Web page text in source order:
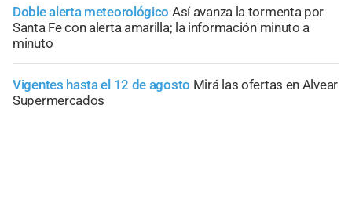
Doble alerta meteorológico Así avanza la tormenta por
Santa Fe con alerta amarilla; la información minuto a
minuto
Vigentes hasta el 12 de agosto Mirá las ofertas en Alvear
Supermercados